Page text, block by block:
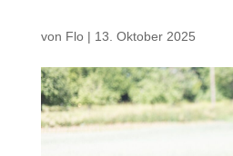
von Flo| 13. Oktober 2025